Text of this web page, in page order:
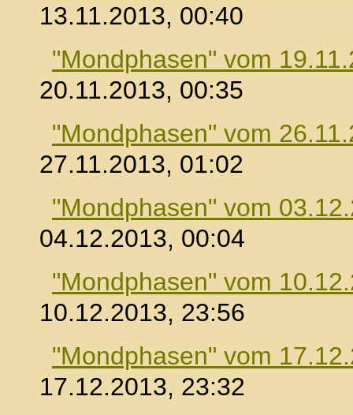
13.11.2013, 00:40
"Mondphasen" vom
20.11.2013, 00:35
"Mondphasen" vom
27.11.2013, 01:02
"Mondphasen" vom
04.12.2013, 00:04
"Mondphasen" vom
10.12.2013, 23:56
"Mondphasen" vom
17.12.2013, 23:32